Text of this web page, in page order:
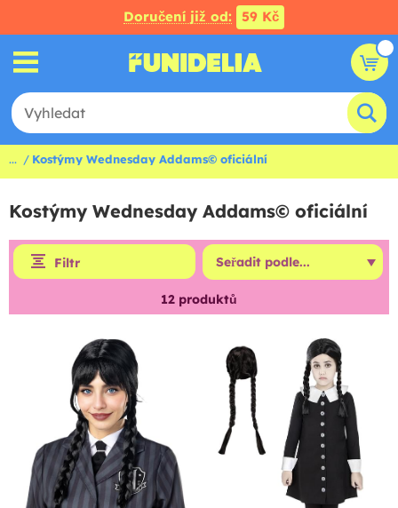
Doručení již od: 59 Kč
... Kostýmy Wednesday Addams© oficiální
Kostýmy Wednesday Addams© oficiální
Filtr
12 produktů